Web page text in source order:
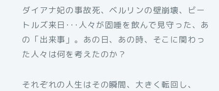
ダイアナ妃の事故死、ベルリンの壁崩壊、ビー
トルズ来日･･･人々が固唾を飲んで見守った、あ
の「出来事」。あの日、あの時、そこに関わっ
た人々は何を考えたのか？
それぞれの人生はその瞬間、大きく転回し、